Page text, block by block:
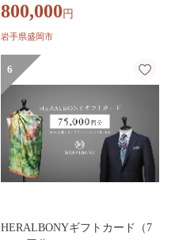
ゼント お祝い 贈答人気 おすす
め 岩手県 盛岡市 岩手 盛岡 株
800,000 円
岩手県盛岡市
6
HERALBONYギフトカード（7